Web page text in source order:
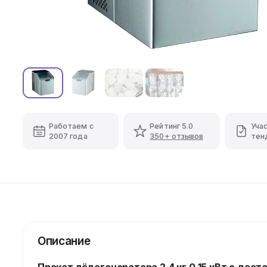
Работаем с
2007 года
Рейтинг 5.0
350+ отзывов
Описание